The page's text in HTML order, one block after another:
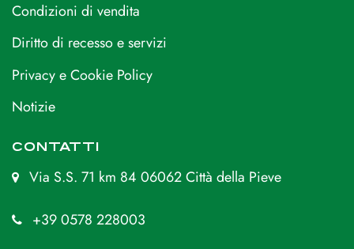
Condizioni di vendita
Diritto di recesso e servizi
Privacy e Cookie Policy
Notizie
CONTATTI
Via S.S. 71 km 84 06062 Città della Pieve
+39 0578 228003